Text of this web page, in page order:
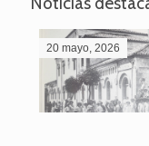
20 mayo, 2026